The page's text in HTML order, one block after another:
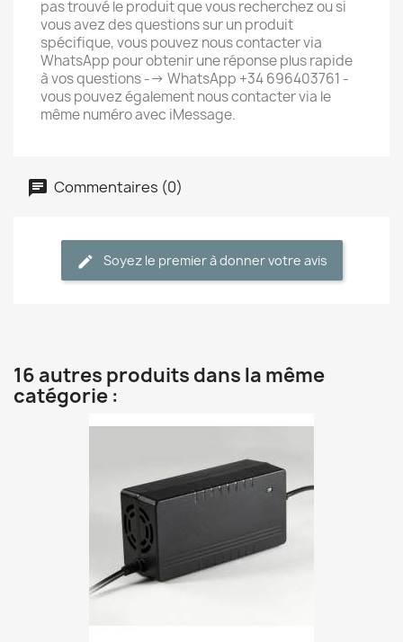
pas trouvé le produit que vous recherchez ou si
vous avez des questions sur un produit
spécifique, vous pouvez nous contacter via
WhatsApp pour obtenir une réponse plus rapide
à vos questions --> WhatsApp +34 696403761 -
vous pouvez également nous contacter via le
même numéro avec iMessage.
Commentaires (0)
Soyez le premier à donner votre avis
16 autres produits dans la même
catégorie :